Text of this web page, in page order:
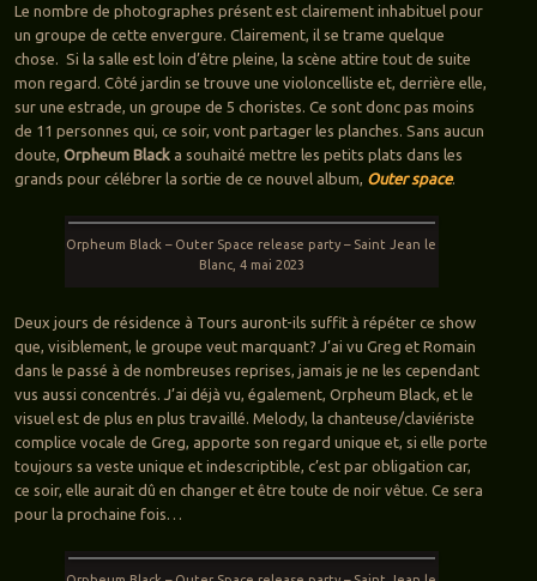
Le nombre de photographes présent est clairement inhabituel pour
un groupe de cette envergure. Clairement, il se trame quelque
chose. Si la salle est loin d’être pleine, la scène attire tout de suite
mon regard. Côté jardin se trouve une violoncelliste et, derrière elle,
sur une estrade, un groupe de 5 choristes. Ce sont donc pas moins
de 11 personnes qui, ce soir, vont partager les planches. Sans aucun
doute, Orpheum Blacka souhaité mettre les petits plats dans les
grands pour célébrer la sortie de ce nouvel album, Outer space.
Orpheum Black – Outer Space release party – Saint Jean le
Blanc, 4 mai 2023
Deux jours de résidence à Tours auront-ils suffit à répéter ce show
que, visiblement, le groupe veut marquant? J’ai vu Greg et Romain
dans le passé à de nombreuses reprises, jamais je ne les cependant
vus aussi concentrés. J’ai déjà vu, également, Orpheum Black, et le
visuel est de plus en plus travaillé. Melody, la chanteuse/claviériste
complice vocale de Greg, apporte son regard unique et, si elle porte
toujours sa veste unique et indescriptible, c’est par obligation car,
ce soir, elle aurait dû en changer et être toute de noir vêtue. Ce sera
pour la prochaine fois…